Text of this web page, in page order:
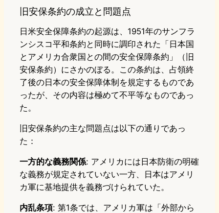
旧安保条約の成立と問題点
日米安全保障条約の起源は、1951年のサンフラ
ンシスコ平和条約と同時に調印された「日本国
とアメリカ合衆国との間の安全保障条約」（旧
安保条約）にさかのぼる。この条約は、占領終
了後の日本の安全保障体制を規定するものであ
ったが、その内容は極めて不平等なものであっ
た。
旧安保条約の主な問題点は以下の通りであっ
た：
一方的な義務関係: アメリカには日本防衛の明確
な義務が規定されていない一方、日本はアメリ
カ軍に基地提供を義務づけられていた。
内乱条項: 第1条では、アメリカ軍は「外部から